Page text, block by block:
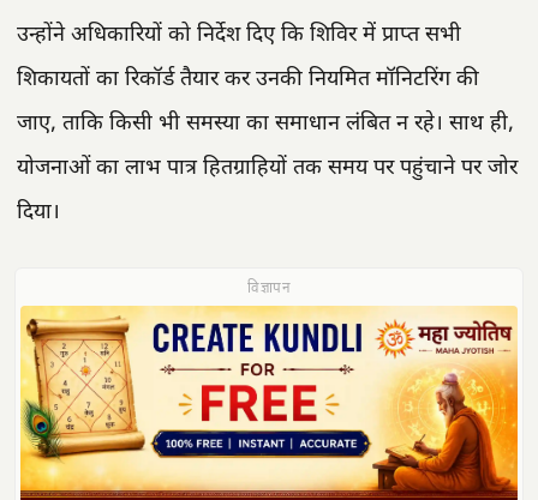
उन्होंने अधिकारियों को निर्देश दिए कि शिविर में प्राप्त सभी
शिकायतों का रिकॉर्ड तैयार कर उनकी नियमित मॉनिटरिंग की
जाए, ताकि किसी भी समस्या का समाधान लंबित न रहे। साथ ही,
योजनाओं का लाभ पात्र हितग्राहियों तक समय पर पहुंचाने पर जोर
दिया।
विज्ञापन